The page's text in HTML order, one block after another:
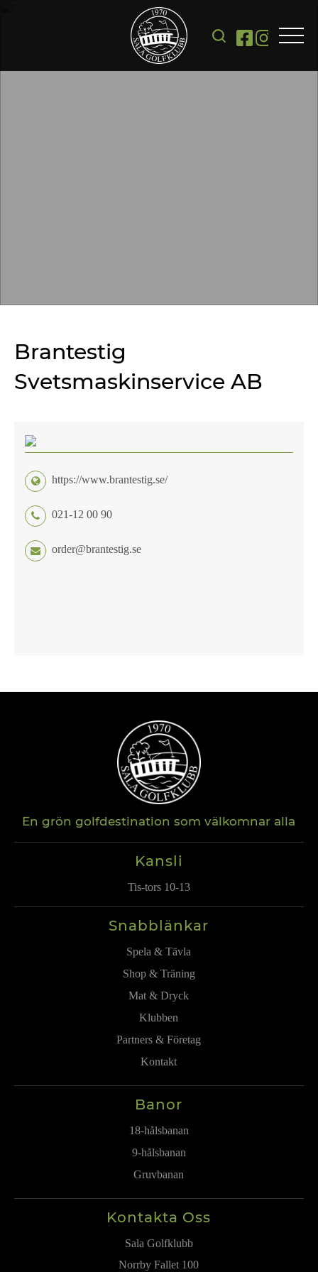
Brantestig
Svetsmaskinservice AB
https://www.brantestig.se/
021-12 00 90
order@brantestig.se
En grön golfdestination som välkomnar alla
Kansli
Tis-tors 10-13
Snabblänkar
Spela & Tävla
Shop & Träning
Mat & Dryck
Klubben
Partners & Företag
Kontakt
Banor
18-hålsbanan
9-hålsbanan
Gruvbanan
Kontakta Oss
Sala Golfklubb
Norrby Fallet 100